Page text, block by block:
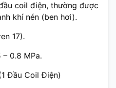
coil điện, thường được
khí nén (ben hơi).
17).
– 0.8 MPa.
Đầu Coil Điện)